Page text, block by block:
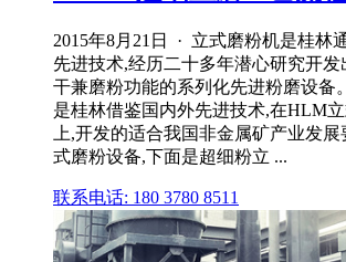
2015年8月21日 · 立式磨粉机是桂林
先进技术,经历二十多年潜心研究开
干兼磨粉功能的系列化先进粉磨设备
是桂林借鉴国内外先进技术,在HLM
上,开发的适合我国非金属矿产业发
式磨粉设备,下面是超细粉立 ...
联系电话: 180 3780 8511